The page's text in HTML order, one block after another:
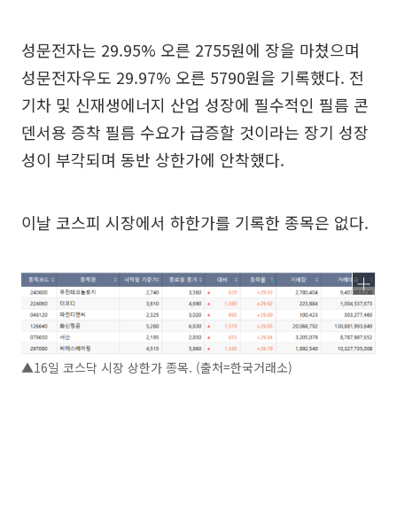
성문전자는 29.95% 오른 2755원에 장을 마쳤으며
성문전자우도 29.97% 오른 5790원을 기록했다. 전
기차 및 신재생에너지 산업 성장에 필수적인 필름 콘
덴서용 증착 필름 수요가 급증할 것이라는 장기 성장
성이 부각되며 동반 상한가에 안착했다.
이날 코스피 시장에서 하한가를 기록한 종목은 없다.
▲16일 코스닥 시장 상한가 종목. (출처=한국거래소)